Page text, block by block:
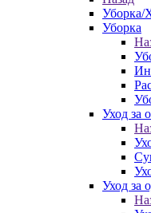
Уборка/
Уборка
Уход за
Уход за